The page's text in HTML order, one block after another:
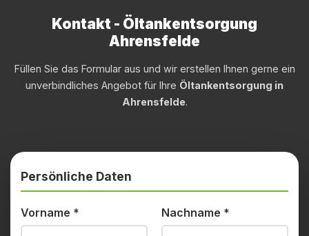
Kontakt - Öltankentsorgung
Ahrensfelde
Füllen Sie das Formular aus und wir erstellen Ihnen gerne ein
unverbindliches Angebot für Ihre Öltankentsorgung in
Ahrensfelde.
Persönliche Daten
Vorname * Nachname *